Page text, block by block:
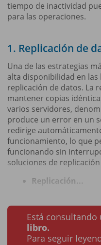
tiempo de inactividad
para las operaciones.
1. Replicación de
Una de las estrategias
alta disponibilidad en las
replicación de datos. La
mantener copias
varios servidores,
produce un error en un
redirige
funcionamiento, lo que
funcionando sin
soluciones de
Replicación...
Está consultando
libro.
Para seguir